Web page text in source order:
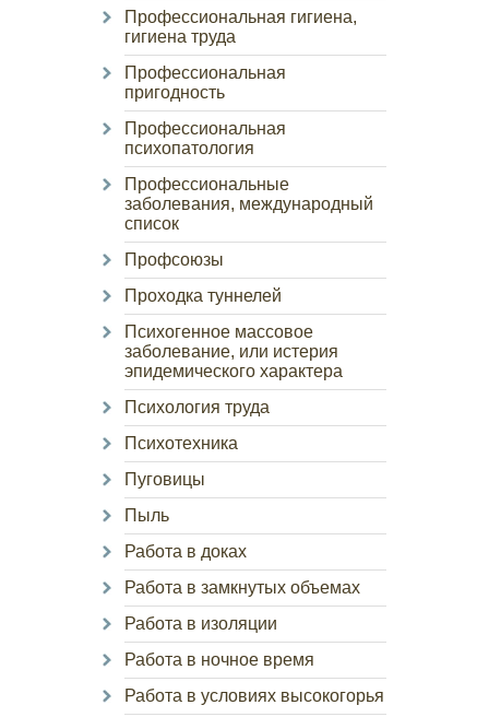
Профессиональная гигиена,
гигиена труда
Профессиональная
пригодность
Профессиональная
психопатология
Профессиональные
заболевания, международный
список
Профсоюзы
Проходка туннелей
Психогенное массовое
заболевание, или истерия
эпидемического характера
Психология труда
Психотехника
Пуговицы
Пыль
Работа в доках
Работа в замкнутых объемах
Работа в изоляции
Работа в ночное время
Работа в условиях высокогорья